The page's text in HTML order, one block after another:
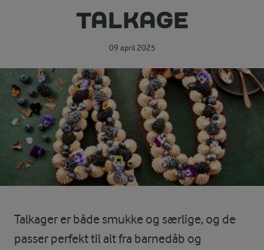
TALKAGE
09 april 2025
Talkager er både smukke og særlige, og de
passer perfekt til alt fra barnedåb og